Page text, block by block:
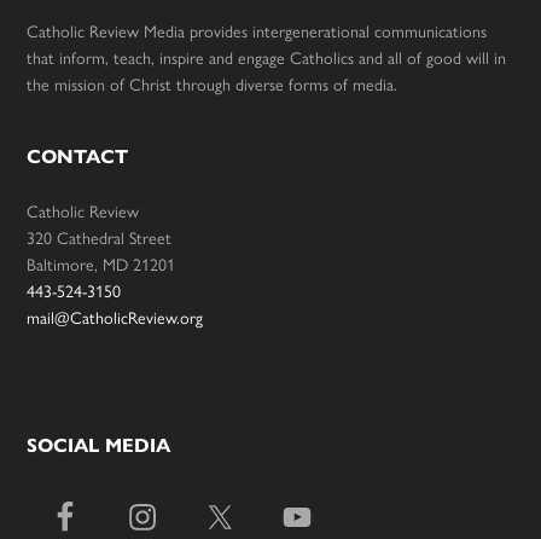
Catholic Review Media provides intergenerational communications
that inform, teach, inspire and engage Catholics and all of good will in
the mission of Christ through diverse forms of media.
CONTACT
Catholic Review
320 Cathedral Street
Baltimore, MD 21201
443-524-3150
mail@CatholicReview.org
SOCIAL MEDIA